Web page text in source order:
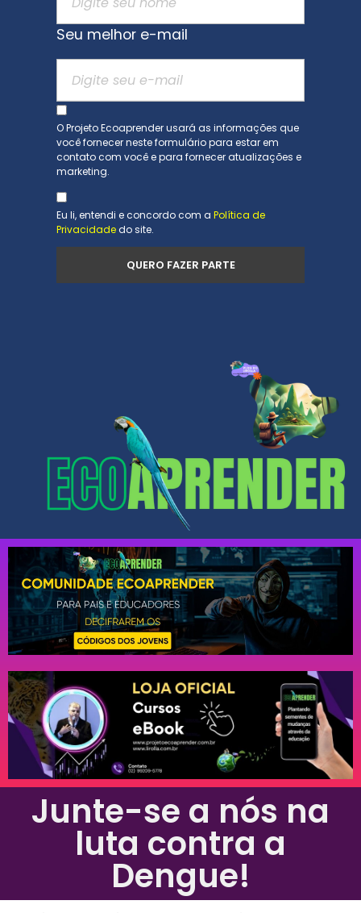
Seu melhor e-mail
O Projeto Ecoaprender usará as informações que
você fornecer neste formulário para estar em
contato com você e para fornecer atualizações e
marketing.
Eu li, entendi e concordo com a Política de
Privacidadedo site.
Junte-se a nós na
luta contra a
Dengue!